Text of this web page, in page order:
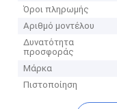
Όροι πληρωμής
Αριθμό μοντέλου
Δυνατότητα
προσφοράς
Μάρκα
Πιστοποίηση